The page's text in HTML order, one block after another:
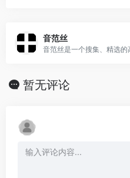
音范丝
音范丝是一个搜集、精选的
暂无评论